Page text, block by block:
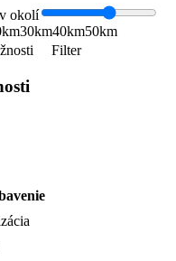
okolí
30km40km50km
Filter